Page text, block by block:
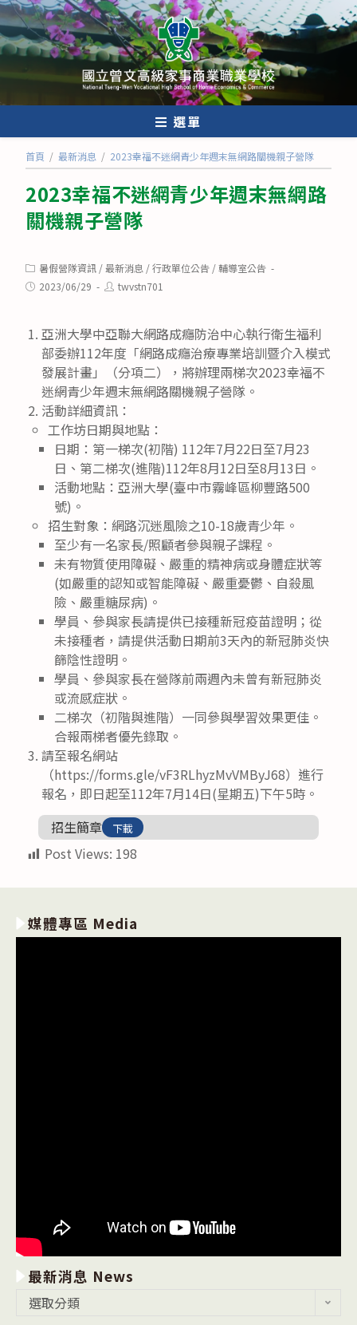
跳
轉
至
內
選單
首頁 / 最新消息 / 2023幸福不迷網青少年週末無網路關機親子營隊
2023幸福不迷網青少年週末無網路
關機親子營隊
Post
category:
暑假營隊資訊 /最新消息 /行政單位公告 /輔導室公告
Post2023/06/29
Posttwvstn701
亞洲大學中亞聯大網路成癮防治中心執行衛生福利
部委辦112年度「網路成癮治療專業培訓暨介入模式
發展計畫」（分項二），將辦理兩梯次2023幸福不
迷網青少年週末無網路關機親子營隊。
活動詳細資訊：
工作坊日期與地點：
日期：第一梯次(初階) 112年7月22日至7月23
日、第二梯次(進階)112年8月12日至8月13日。
活動地點：亞洲大學(臺中市霧峰區柳豐路500
號)。
招生對象：網路沉迷風險之10-18歲青少年。
至少有一名家長/照顧者參與親子課程。
未有物質使用障礙、嚴重的精神病或身體症狀等
(如嚴重的認知或智能障礙、嚴重憂鬱、自殺風
險、嚴重糖尿病)。
學員、參與家長請提供已接種新冠疫苗證明；從
未接種者，請提供活動日期前3天內的新冠肺炎快
篩陰性證明。
學員、參與家長在營隊前兩週內未曾有新冠肺炎
或流感症狀。
二梯次（初階與進階）一同參與學習效果更佳。
合報兩梯者優先錄取。
請至報名網站
（https://forms.gle/vF3RLhyzMvVMByJ68）進行
報名，即日起至112年7月14日(星期五)下午5時。
招生簡章
下載
Post Views: 198
媒體專區 Media
最新消息 News
選取分類